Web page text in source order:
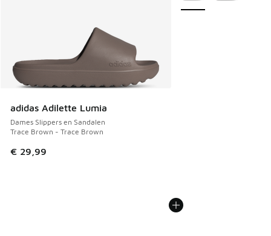
adidas Adilette Lumia
Dames Slippers en Sandalen
Trace Brown - Trace Brown
€ 29,99